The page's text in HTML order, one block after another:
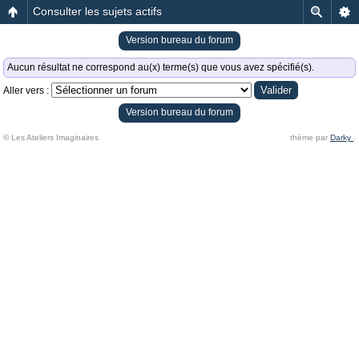
Consulter les sujets actifs
Version bureau du forum
Aucun résultat ne correspond au(x) terme(s) que vous avez spécifié(s).
Aller vers :
Version bureau du forum
© Les Ateliers Imaginaires thème par Darky